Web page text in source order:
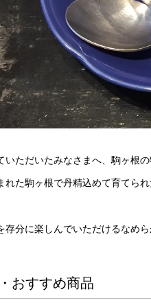
いただいたみなさまへ、駒ヶ根
れた駒ヶ根で丹精込めて育てら
存分に楽しんでいただけるなめ
おすすめ商品